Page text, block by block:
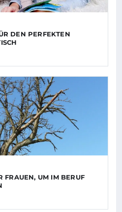
DEN PERFEKTEN
FRAUEN, UM IM BERUF